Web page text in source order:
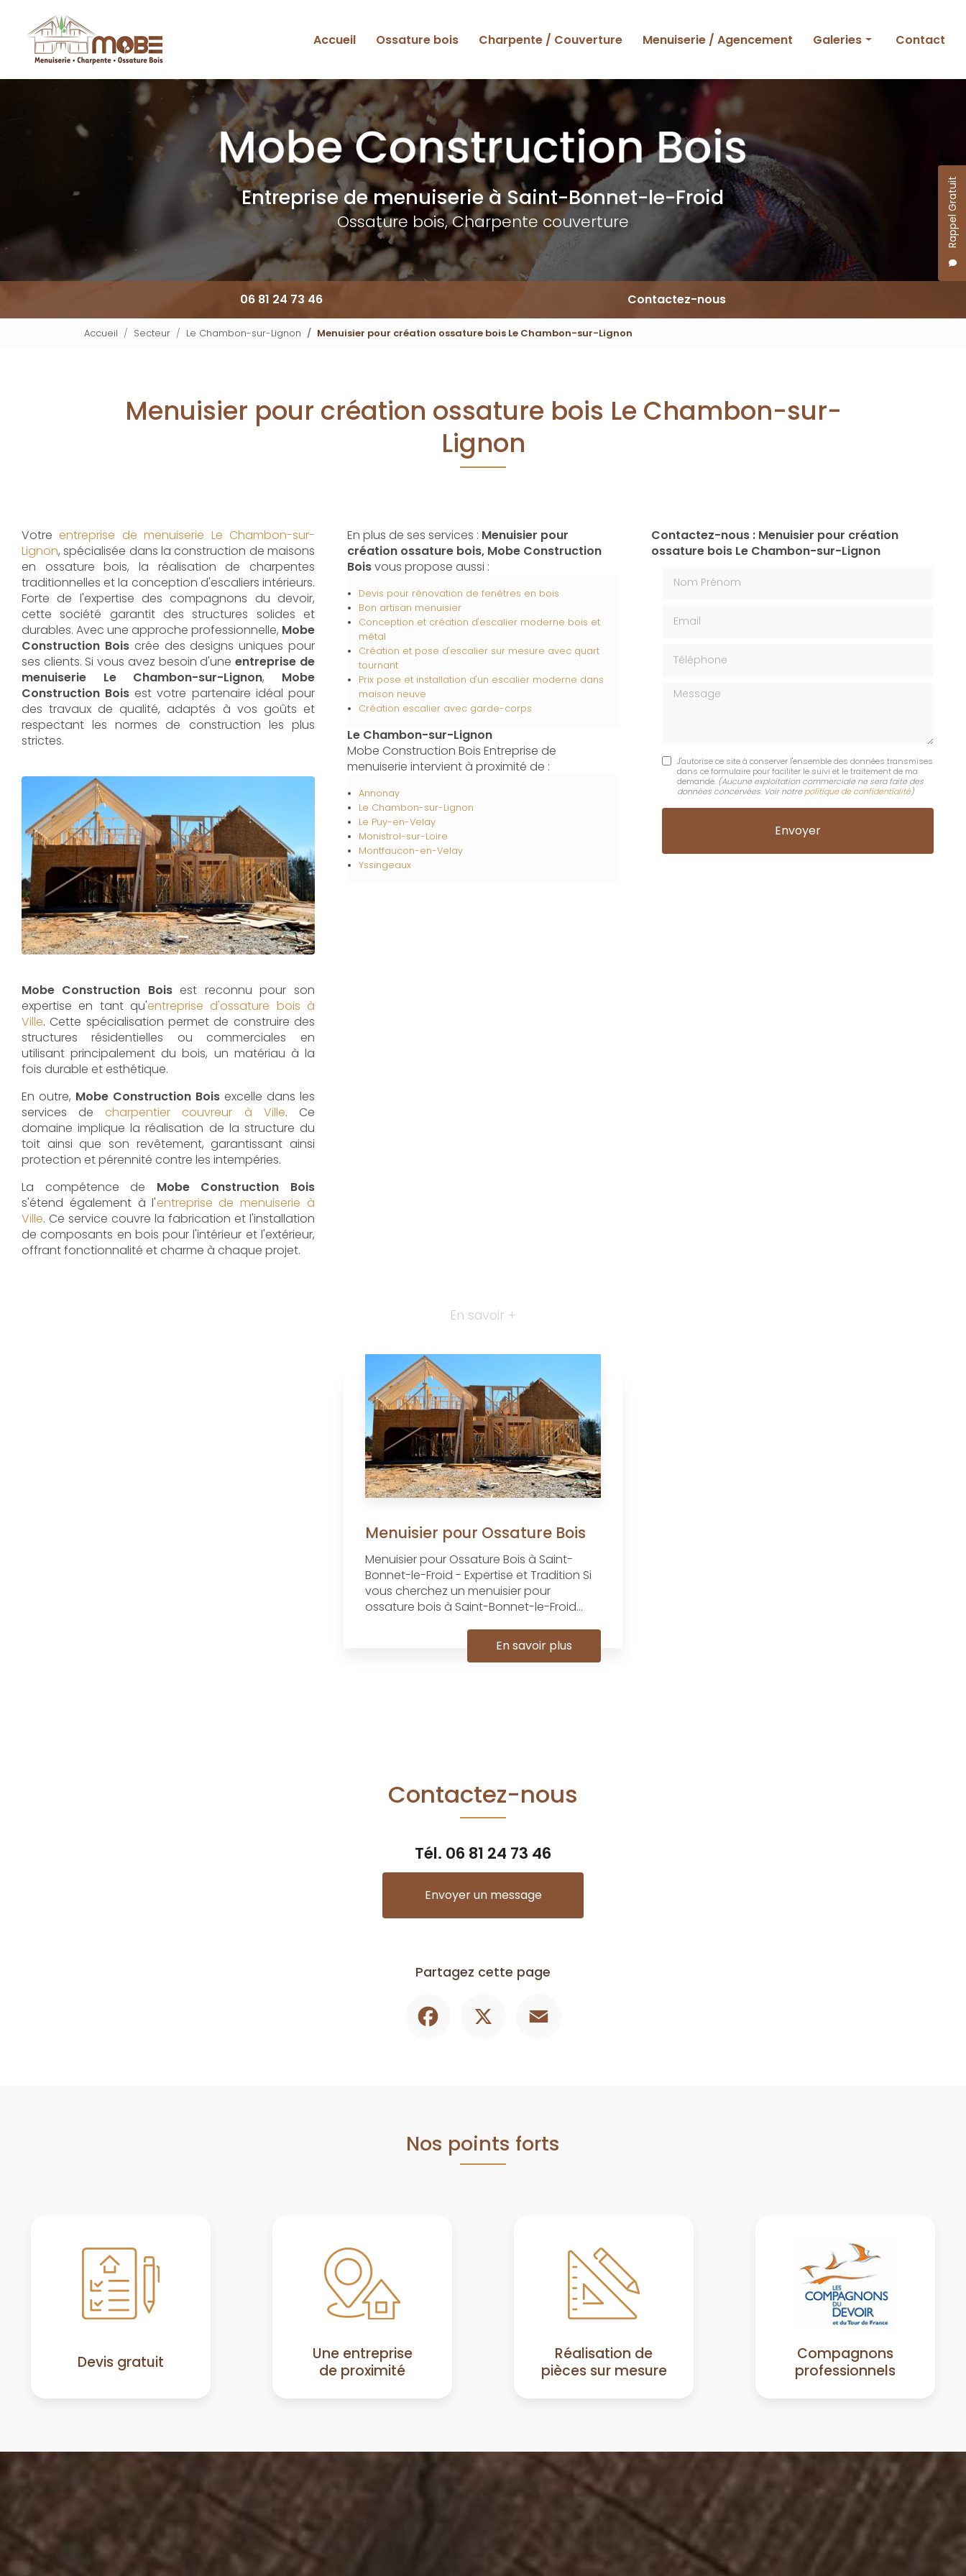
contenu
principal
Rappel Gratuit
Accueil Ossature bois Charpente / Couverture Menuiserie / Agencement Galeries Contact
Entreprise de menuiserieà Saint-Bonnet-le-Froid
Ossature bois, Charpente couverture
06 81 24 73 46 Contactez-nous
Accueil Secteur Le Chambon-sur-Lignon Menuisier pour création ossature bois Le Chambon-sur-Lignon
Menuisier pour création ossature bois Le Chambon-sur-
Lignon
Votre entreprise de menuiserie Le Chambon-sur-
Lignon, spécialisée dans la construction de maisons
en ossature bois, la réalisation de charpentes
traditionnelles et la conception d'escaliers intérieurs.
Forte de l'expertise des compagnons du devoir,
cette société garantit des structures solides et
durables. Avec une approche professionnelle, Mobe
Construction Bois crée des designs uniques pour
ses clients. Si vous avez besoin d'uneentreprise de
menuiserie Le Chambon-sur-Lignon, Mobe
Construction Boisest votre partenaire idéal pour
des travaux de qualité, adaptés à vos goûts et
respectant les normes de construction les plus
strictes.
Mobe Construction Bois est reconnu pour son
expertise en tant qu'entreprise d'ossature bois à
Ville. Cette spécialisation permet de construire des
structures résidentielles ou commerciales en
utilisant principalement du bois, un matériau à la
fois durable et esthétique.
En outre, Mobe Construction Bois excelle dans les
services decharpentier couvreur à Ville. Ce
domaine implique la réalisation de la structure du
toit ainsi que son revêtement, garantissant ainsi
protection et pérennité contre les intempéries.
La compétence de Mobe Construction Bois
s'étend également à l'entreprise de menuiserie à
Ville. Ce service couvre la fabrication et l'installation
de composants en bois pour l'intérieur et l'extérieur,
offrant fonctionnalité et charme à chaque projet.
En plus de ses services : Menuisier pour
création ossature bois, Mobe Construction
Boisvous propose aussi :
Devis pour rénovation de fenêtres en bois
Bon artisan menuisier
Conception et création d'escalier moderne bois et
métal
Création et pose d'escalier sur mesure avec quart
tournant
Prix pose et installation d'un escalier moderne dans
maison neuve
Création escalier avec garde-corps
Le Chambon-sur-Lignon
Mobe Construction Bois Entreprise de
menuiserie intervient à proximité de :
Annonay
Le Chambon-sur-Lignon
Le Puy-en-Velay
Monistrol-sur-Loire
Montfaucon-en-Velay
Yssingeaux
Contactez-nous : Menuisier pour création
ossature bois Le Chambon-sur-Lignon
Message
J'autorise ce site à conserver l'ensemble des données transmises
dans ce formulaire pour faciliter le suivi et le traitement de ma
demande. (Aucune exploitation commerciale ne sera faite des
données concervées. Voir notre politique de confidentialité)
En savoir +
Menuisier pour Ossature Bois
Menuisier pour Ossature Bois à Saint-
Bonnet-le-Froid - Expertise et Tradition Si
vous cherchez un menuisier pour
ossature bois à Saint-Bonnet-le-Froid...
En savoir plus
Contactez-nous
Tél. 06 81 24 73 46
Envoyer un message
Partagez cette page
Nos points forts
Devis gratuit
Une entreprise
de proximité
Réalisation de
pièces sur mesure
Compagnons
professionnels